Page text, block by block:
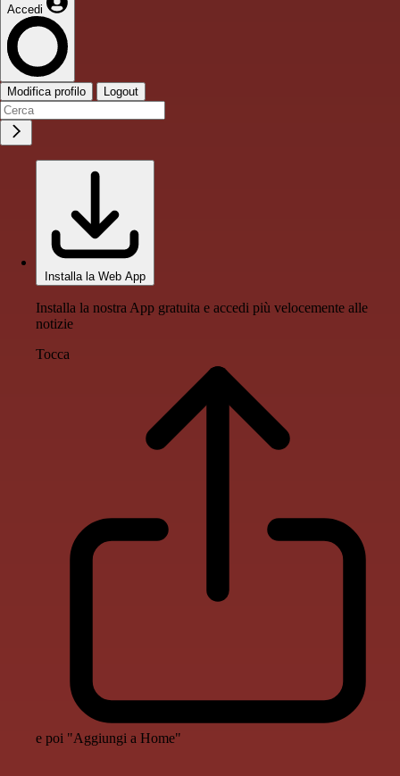
Accedi
Modifica profilo Logout
Installa la Web App
Installa la nostra App gratuita e accedi più velocemente alle
notizie
Tocca
e poi "Aggiungi a Home"